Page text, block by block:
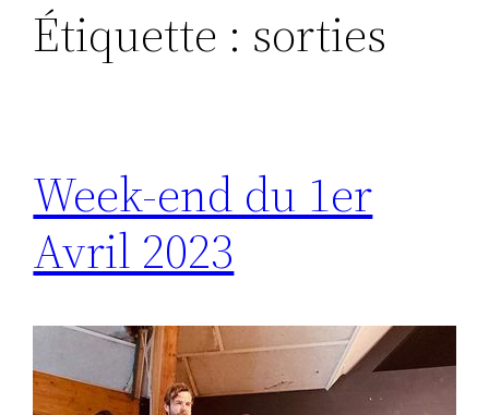
Étiquette : sorties
Week-end du 1er
Avril 2023